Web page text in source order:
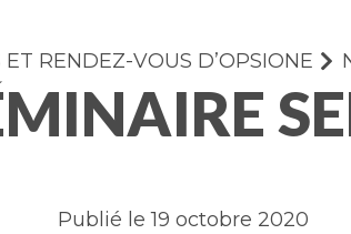
ET RENDEZ-VOUS D’OPSIONE
Publié le 19 octobre 2020